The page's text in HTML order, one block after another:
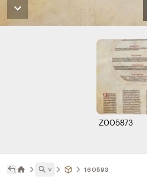
Z005873
˅ 160593